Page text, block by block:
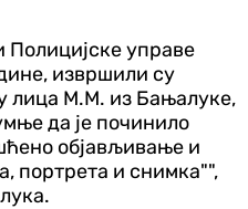
управе
извршили су
лица М.М. из Бањалуке,
да је починило
објављивање и
портрета и снимка"",